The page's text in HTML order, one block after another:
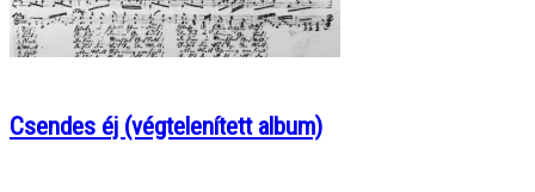
Csendes éj (végtelenített album)